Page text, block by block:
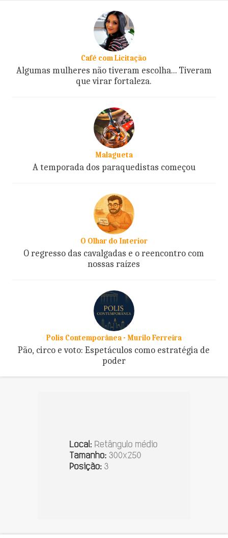
Café com Licitação
Algumas mulheres não tiveram escolha... Tiveram
que virar fortaleza.
Malagueta
A temporada dos paraquedistas começou
O Olhar do Interior
O regresso das cavalgadas e o reencontro com
nossas raízes
Polis Contemporânea - Murilo Ferreira
Pão, circo e voto: Espetáculos como estratégia de
poder